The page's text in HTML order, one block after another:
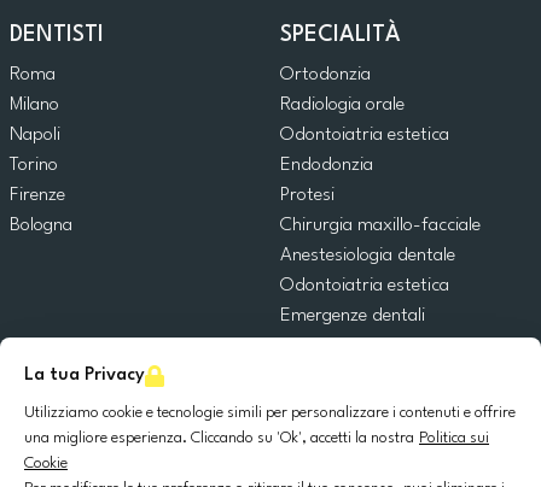
La tua Privacy
Utilizziamo cookie e tecnologie simili per personalizzare i contenuti e offrire
una migliore esperienza. Cliccando su 'Ok', accetti la nostra Politica sui
Cookie
DENTISTI
Roma
Milano
Napoli
Torino
Firenze
Bologna
SPECIALITÀ
Ortodonzia
Radiologia orale
Odontoiatria estetica
Endodonzia
Protesi
Chirurgia maxillo-facciale
Anestesiologia dentale
Odontoiatria estetica
Emergenze dentali
Chirurgia orale
Implantologia dentale